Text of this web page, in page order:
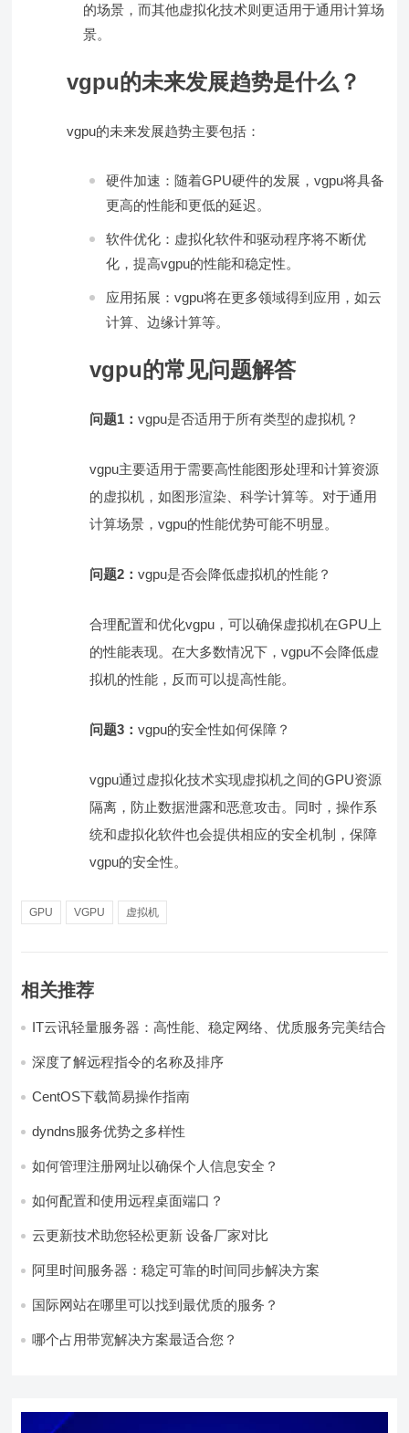
的场景，而其他虚拟化技术则更适用于通用计算场
景。
vgpu的未来发展趋势是什么？
vgpu的未来发展趋势主要包括：
硬件加速：随着GPU硬件的发展，vgpu将具备
更高的性能和更低的延迟。
软件优化：虚拟化软件和驱动程序将不断优
化，提高vgpu的性能和稳定性。
应用拓展：vgpu将在更多领域得到应用，如云
计算、边缘计算等。
vgpu的常见问题解答
问题1：vgpu是否适用于所有类型的虚拟机？
vgpu主要适用于需要高性能图形处理和计算资源
的虚拟机，如图形渲染、科学计算等。对于通用
计算场景，vgpu的性能优势可能不明显。
问题2：vgpu是否会降低虚拟机的性能？
合理配置和优化vgpu，可以确保虚拟机在GPU上
的性能表现。在大多数情况下，vgpu不会降低虚
拟机的性能，反而可以提高性能。
问题3：vgpu的安全性如何保障？
vgpu通过虚拟化技术实现虚拟机之间的GPU资源
隔离，防止数据泄露和恶意攻击。同时，操作系
统和虚拟化软件也会提供相应的安全机制，保障
vgpu的安全性。
GPU VGPU 虚拟机
相关推荐
IT云讯轻量服务器：高性能、稳定网络、优质服务完美结合
深度了解远程指令的名称及排序
CentOS下载简易操作指南
dyndns服务优势之多样性
如何管理注册网址以确保个人信息安全？
如何配置和使用远程桌面端口？
云更新技术助您轻松更新 设备厂家对比
阿里时间服务器：稳定可靠的时间同步解决方案
国际网站在哪里可以找到最优质的服务？
哪个占用带宽解决方案最适合您？